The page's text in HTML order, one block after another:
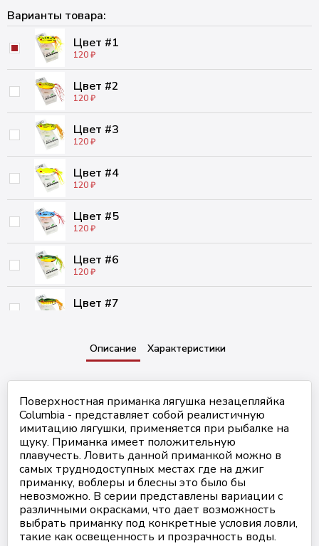
Варианты товара:
Цвет #1
120 ₽
Цвет #2
120 ₽
Цвет #3
120 ₽
Цвет #4
120 ₽
Цвет #5
120 ₽
Цвет #6
120 ₽
Цвет #7
Цвет #8
120 ₽
120 ₽
Цвет #10
120 ₽
Цвет #11
120 ₽
Цвет #12
120 ₽
Описание Характеристики
Поверхностная приманка лягушка незацепляйка
Columbia - представляет собой реалистичную
имитацию лягушки, применяется при рыбалке на
щуку. Приманка имеет положительную
плавучесть. Ловить данной приманкой можно в
самых труднодоступных местах где на джиг
приманку, воблеры и блесны это было бы
невозможно. В серии представлены вариации с
различными окрасками, что дает возможность
выбрать приманку под конкретные условия ловли,
такие как освещенность и прозрачность воды.